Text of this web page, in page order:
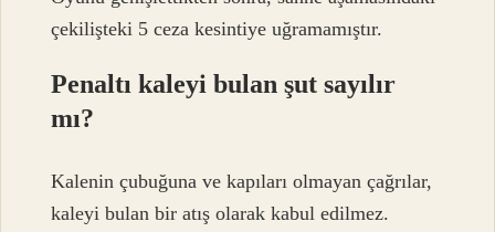
çekilişteki 5 ceza kesintiye uğramamıştır.
Penaltı kaleyi bulan şut sayılır
mı?
Kalenin çubuğuna ve kapıları olmayan çağrılar,
kaleyi bulan bir atış olarak kabul edilmez.